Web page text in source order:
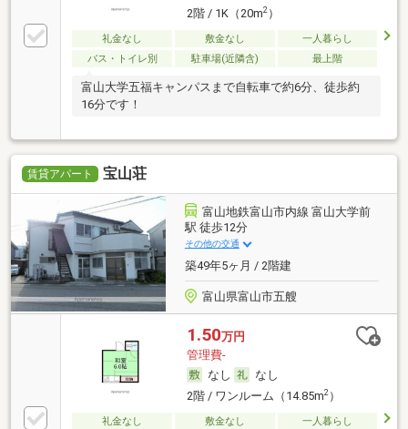
2階 / 1K（20m2）
礼金なし 敷金なし
一人暮らし
バス・トイレ別
駐車場(近隣含) 最上階
富山大学五福キャンパスまで自転車で約6分、徒歩約
16分です！
賃貸アパート 宝山荘
富山地鉄富山市内線 富山大学前
駅 徒歩12分
その他の交通
築49年5ヶ月 / 2階建
富山県富山市五艘
1.50万円
管理費-
なし
なし
2階 / ワンルーム（14.85m2）
礼金なし 敷金なし
一人暮らし